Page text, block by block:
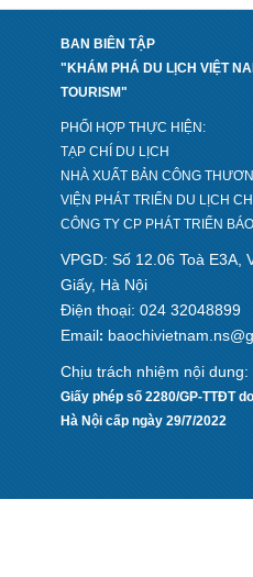
BAN BIÊN TẬP
TOURISM"
PHỐI HỢP THỰC HIỆN: